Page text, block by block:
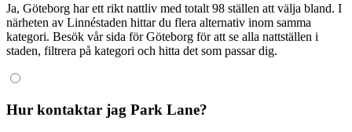
Ja, Göteborg har ett rikt nattliv med totalt 98 ställen att välja bland. I
närheten av Linnéstaden hittar du flera alternativ inom samma
kategori. Besök vår sida för Göteborg för att se alla nattställen i
staden, filtrera på kategori och hitta det som passar dig.
Hur kontaktar jag Park Lane?